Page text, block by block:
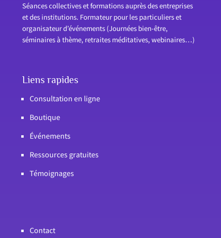
Séances collectives et formations auprès des entreprises
et des institutions. Formateur pour les particuliers et
organisateur d’événements (Journées bien-être,
séminaires à thème, retraites méditatives, webinaires…)
Liens rapides
Consultation en ligne
Boutique
Événements
Ressources gratuites
Témoignages
Contact